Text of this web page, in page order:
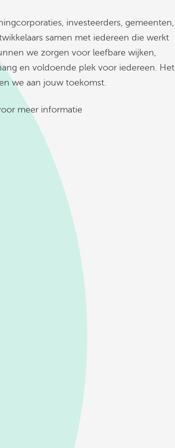
investeerders, gemeenten,
samen met iedereen die werkt
we zorgen voor leefbare wijken,
en voldoende plek voor iedereen. Het
we aan jouw toekomst.
meer informatie